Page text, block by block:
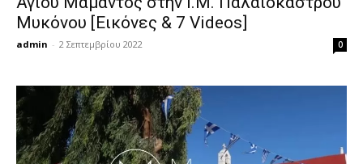
Μυκόνου [Εικόνες & 7 Videos]
admin - 2 Σεπτεμβρίου 2022 0